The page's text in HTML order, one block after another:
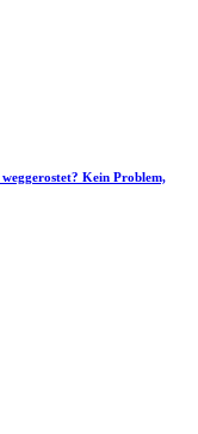
Kein Problem,